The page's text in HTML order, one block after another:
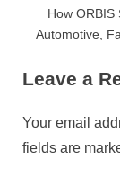
How ORBIS
Automotive,
Leave a
Your email
fields are